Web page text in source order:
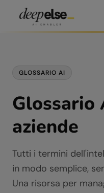
GLOSSARIO AI
Glossario
aziende
Tutti i termini
in modo semplice,
Una risorsa per